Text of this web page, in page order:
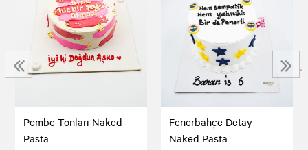
Pembe Tonları Naked
Pasta
Fenerbahçe Detay
Naked Pasta
‹ ›